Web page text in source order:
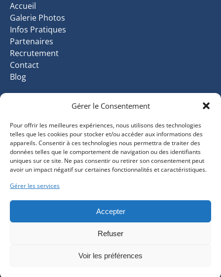
Gérer le Consentement
Pour offrir les meilleures expériences, nous utilisons des technologies
telles que les cookies pour stocker et/ou accéder aux informations des
appareils. Consentir à ces technologies nous permettra de traiter des
données telles que le comportement de navigation ou des identifiants
uniques sur ce site. Ne pas consentir ou retirer son consentement peut
avoir un impact négatif sur certaines fonctionnalités et caractéristiques.
Gérer les services
Accepter
Refuser
Voir les préférences
Accueil
Galerie Photos
Infos Pratiques
Partenaires
Recrutement
Contact
Blog
ACHETEZ VOTRE BON CADEAU
Conditions générales de vente
Mentions légales
Données personnelles
Liens